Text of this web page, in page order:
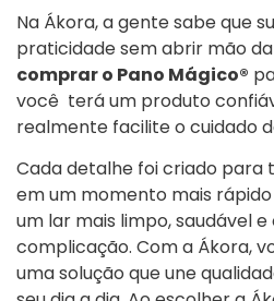
Na Ákora, a gente sabe que
praticidade sem abrir mão
comprar o Pano Mágico®
você terá um produto
realmente facilite o cuidado
Cada detalhe foi criado para
em um momento mais
um lar mais limpo, saudável
complicação. Com a Ákora,
uma solução que une